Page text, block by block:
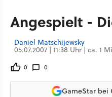
Angespielt -
Daniel Matschijewsky
05.07.2007 | 11:38 Uhr | ca. 1
0 0
GameStar bei